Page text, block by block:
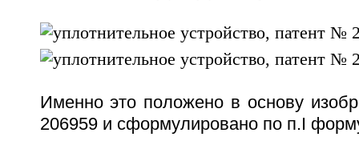
Именно это положено в основу
206959 и сформулировано по п.I